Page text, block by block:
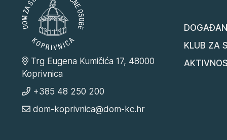
Trg Eugena Kumičića 17, 48000
Koprivnica
+385 48 250 200
dom-koprivnica@dom-kc.hr
KLUB ZA